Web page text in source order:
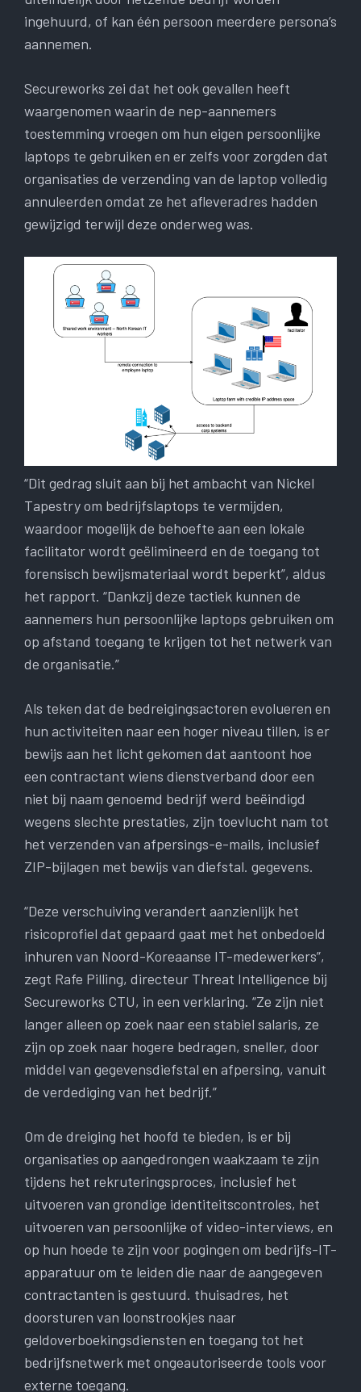
ingehuurd, of kan één persoon meerdere persona’s
aannemen.
Secureworks zei dat het ook gevallen heeft
waargenomen waarin de nep-aannemers
toestemming vroegen om hun eigen persoonlijke
laptops te gebruiken en er zelfs voor zorgden dat
organisaties de verzending van de laptop volledig
annuleerden omdat ze het afleveradres hadden
gewijzigd terwijl deze onderweg was.
“Dit gedrag sluit aan bij het ambacht van Nickel
Tapestry om bedrijfslaptops te vermijden,
waardoor mogelijk de behoefte aan een lokale
facilitator wordt geëlimineerd en de toegang tot
forensisch bewijsmateriaal wordt beperkt”, aldus
het rapport. “Dankzij deze tactiek kunnen de
aannemers hun persoonlijke laptops gebruiken om
op afstand toegang te krijgen tot het netwerk van
de organisatie.”
Als teken dat de bedreigingsactoren evolueren en
hun activiteiten naar een hoger niveau tillen, is er
bewijs aan het licht gekomen dat aantoont hoe
een contractant wiens dienstverband door een
niet bij naam genoemd bedrijf werd beëindigd
wegens slechte prestaties, zijn toevlucht nam tot
het verzenden van afpersings-e-mails, inclusief
ZIP-bijlagen met bewijs van diefstal. gegevens.
“Deze verschuiving verandert aanzienlijk het
risicoprofiel dat gepaard gaat met het onbedoeld
inhuren van Noord-Koreaanse IT-medewerkers”,
zegt Rafe Pilling, directeur Threat Intelligence bij
Secureworks CTU, in een verklaring. “Ze zijn niet
langer alleen op zoek naar een stabiel salaris, ze
zijn op zoek naar hogere bedragen, sneller, door
middel van gegevensdiefstal en afpersing, vanuit
de verdediging van het bedrijf.”
Om de dreiging het hoofd te bieden, is er bij
organisaties op aangedrongen waakzaam te zijn
tijdens het rekruteringsproces, inclusief het
uitvoeren van grondige identiteitscontroles, het
uitvoeren van persoonlijke of video-interviews, en
op hun hoede te zijn voor pogingen om bedrijfs-IT-
apparatuur om te leiden die naar de aangegeven
contractanten is gestuurd. thuisadres, het
doorsturen van loonstrookjes naar
geldoverboekingsdiensten en toegang tot het
bedrijfsnetwerk met ongeautoriseerde tools voor
externe toegang.